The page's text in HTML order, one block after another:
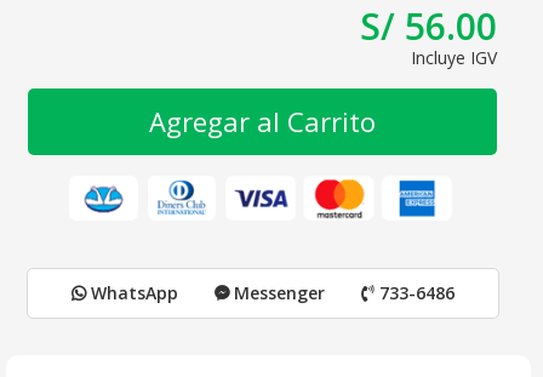
S/ 56.00
Incluye IGV
Agregar al Carrito
WhatsApp Messenger 733-6486